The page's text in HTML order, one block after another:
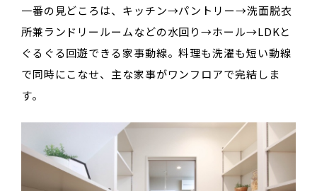
一番の見どころは、キッチン→パントリー→洗面脱衣
所兼ランドリールームなどの水回り→ホール→LDKと
ぐるぐる回遊できる家事動線。料理も洗濯も短い動線
で同時にこなせ、主な家事がワンフロアで完結しま
す。